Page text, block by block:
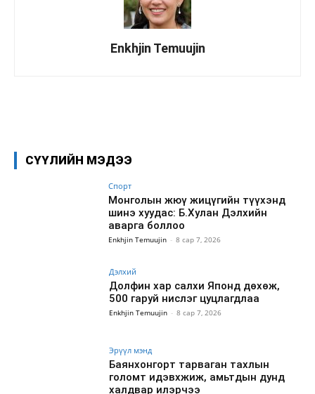
Enkhjin Temuujin
СҮҮЛИЙН МЭДЭЭ
Спорт
Монголын жюү жицүгийн түүхэнд
шинэ хуудас: Б.Хулан Дэлхийн
аварга боллоо
Enkhjin Temuujin - 8 сар 7, 2026
Дэлхий
Долфин хар салхи Японд дөхөж,
500 гаруй нислэг цуцлагдлаа
Enkhjin Temuujin - 8 сар 7, 2026
Эрүүл мэнд
Баянхонгорт тарваган тахлын
голомт идэвхжиж, амьтдын дунд
халдвар илэрчээ